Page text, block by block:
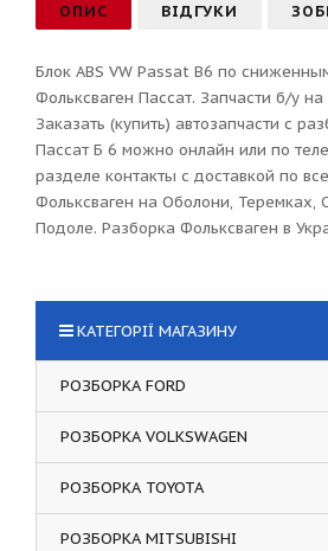
ОПИС ВІДГУКИ
Блок ABS VW Passat B6 по
Фольксваген Пассат. Запчасти б/у
Заказать (купить) автозапчасти с
Пассат Б 6 можно онлайн или по
разделе контакты с доставкой по
Фольксваген на Оболони, Теремках,
Подоле. Разборка Фольксваген в
КАТЕГОРІЇ МАГАЗИНУ
РОЗБОРКА FORD
РОЗБОРКА VOLKSWAGEN
РОЗБОРКА TOYOTA
РОЗБОРКА MITSUBISHI